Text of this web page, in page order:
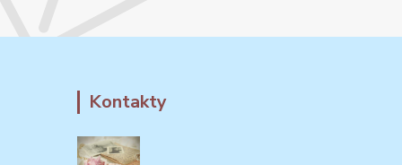
Kontakty